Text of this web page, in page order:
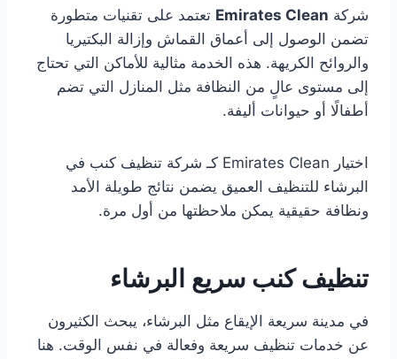
شركة Emirates Clean تعتمد على تقنيات متطورة
تضمن الوصول إلى أعماق القماش وإزالة البكتيريا
والروائح الكريهة. هذه الخدمة مثالية للأماكن التي تحتاج
إلى مستوى عالٍ من النظافة مثل المنازل التي تضم
أطفالًا أو حيوانات أليفة.
اختيار Emirates Clean كـ شركة تنظيف كنب في
البرشاء للتنظيف العميق يضمن نتائج طويلة الأمد
ونظافة حقيقية يمكن ملاحظتها من أول مرة.
تنظيف كنب سريع البرشاء
في مدينة سريعة الإيقاع مثل البرشاء، يبحث الكثيرون
عن خدمات تنظيف سريعة وفعالة في نفس الوقت. هنا